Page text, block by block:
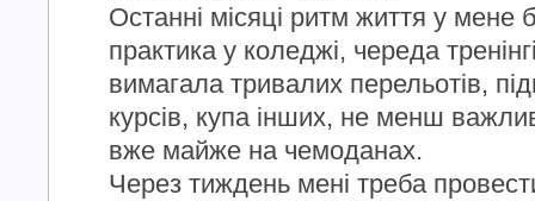
Останні місяці ритм життя у
практика у коледжі, череда
вимагала тривалих перельотів,
курсів, купа інших, не менш
вже майже на чемоданах.
Через тиждень мені треба